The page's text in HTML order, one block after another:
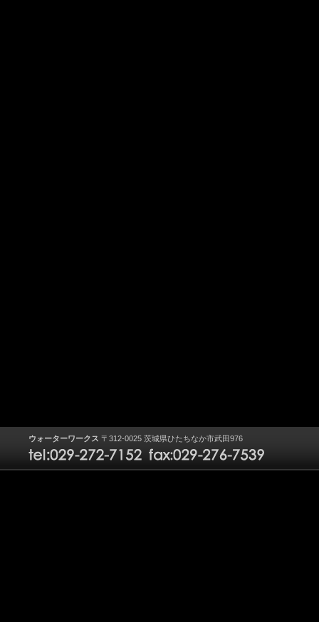
ウォーターワークス 〒312-0025 茨城県ひたちなか市武田976